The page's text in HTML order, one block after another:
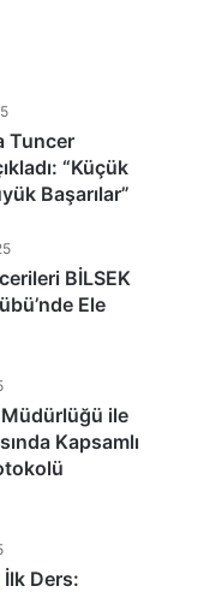
Buluştu
Tuncer
“Küçük
Başarılar”
BİLSEK
Ele
ile
Kapsamlı
Ders: